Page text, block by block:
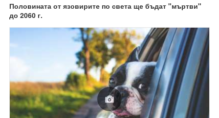
Половината от язовирите по света ще бъдат "мъртви"
до 2060 г.